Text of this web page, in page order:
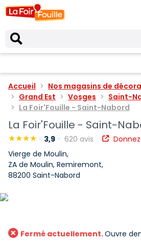
Accueil
Nos magasins de
Grand Est
Vosges
Saint-
La Foir'Fouille - Saint-Nabord
La Foir'Fouille - Saint-
3,9 620 avis
Vierge de Moulin,
ZA de Moulin, Remiremont,
88200 Saint-Nabord
Fermé actuellement.Ouvre